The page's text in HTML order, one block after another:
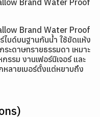
Brand Water Proof
Brand Water Proof
บด์บนฐานกันน้ำ ใช้ขัดแห้ง
ระดาษทรายธรรมดา เหมาะ
รม งานเฟอร์นิเจอร์ และ
หลายเบอร์ตั้งแต่หยาบถึง